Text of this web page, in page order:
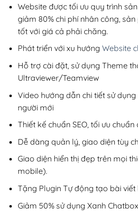
Website được tối ưu quy trình
giảm 80% chi phí nhân công,
tốt với giá cả phải chăng.
Phát triển với xu hướng Website
Hỗ trợ cài đặt, sử dụng Theme
Ultraviewer/Teamview
Video hướng dẫn chi tiết sử
người mới
Thiết kế chuẩn SEO, tối ưu
Dễ dàng quản lý, giao diện tùy
Giao diện hiển thị đẹp trên mọi
mobile).
Tặng Plugin Tự động tạo bài viết
Giảm 50% sử dụng Xanh